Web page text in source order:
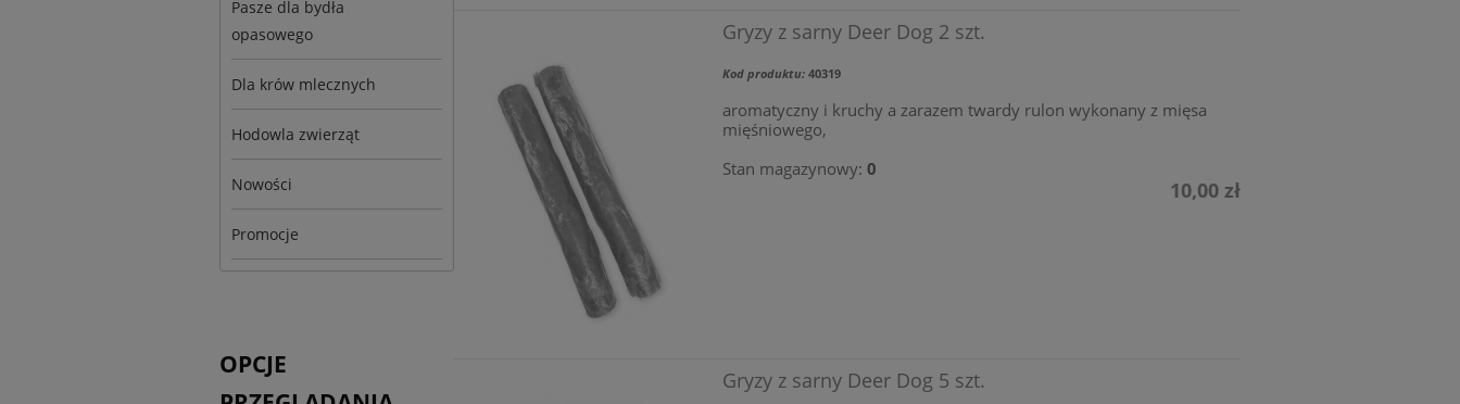
Pasze dla bydła
opasowego
Dla krów mlecznych
Hodowla zwierząt
Nowości
Promocje
OPCJE
Gryzy z sarny Deer Dog 2 szt.
Kod produktu: 40319
aromatyczny i kruchy a zarazem twardy rulon wykonany z mięsa
mięśniowego,
Stan magazynowy: 0
10,00 zł
Gryzy z sarny Deer Dog 5 szt.